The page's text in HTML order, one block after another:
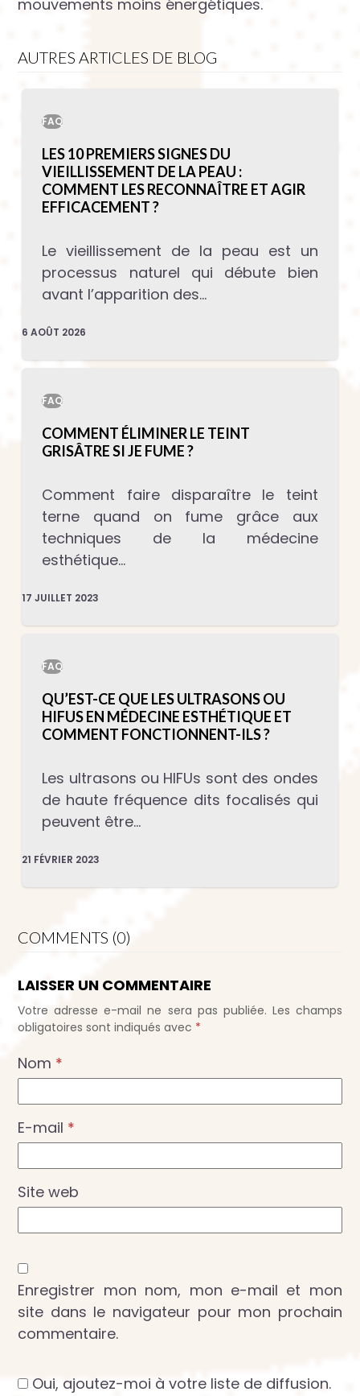
mouvements moins énergétiques.
AUTRES ARTICLES DE BLOG
FAQ
LES 10 PREMIERS SIGNES DU
VIEILLISSEMENT DE LA PEAU :
COMMENT LES RECONNAÎTRE ET AGIR
EFFICACEMENT ?
Le vieillissement de la peau est un
processus naturel qui débute bien
avant l’apparition des…
6 AOÛT 2026
FAQ
COMMENT ÉLIMINER LE TEINT
GRISÂTRE SI JE FUME ?
Comment faire disparaître le teint
terne quand on fume grâce aux
techniques de la médecine
esthétique…
17 JUILLET 2023
FAQ
QU’EST-CE QUE LES ULTRASONS OU
HIFUS EN MÉDECINE ESTHÉTIQUE ET
COMMENT FONCTIONNENT-ILS ?
Les ultrasons ou HIFUs sont des ondes
de haute fréquence dits focalisés qui
peuvent être…
21 FÉVRIER 2023
COMMENTS (0)
LAISSER UN COMMENTAIRE
Votre adresse e-mail ne sera pas publiée. Les champs
obligatoires sont indiqués avec *
Nom *
E-mail *
Site web
Enregistrer mon nom, mon e-mail et mon
site dans le navigateur pour mon prochain
commentaire.
Oui, ajoutez-moi à votre liste de diffusion.